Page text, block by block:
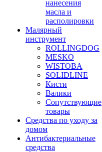
нанесения
масла и
располировки
Малярный
инструмент
ROLLINGDOG
MESKO
WISTOBA
SOLIDLINE
Кисти
Валики
Сопутствующие
товары
Средства по уходу за
домом
Антибактериальные
средства